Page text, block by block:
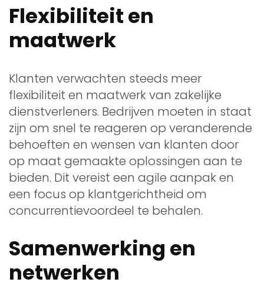
Flexibiliteit en
maatwerk
Klanten verwachten steeds meer
flexibiliteit en maatwerk van zakelijke
dienstverleners. Bedrijven moeten in staat
zijn om snel te reageren op veranderende
behoeften en wensen van klanten door
op maat gemaakte oplossingen aan te
bieden. Dit vereist een agile aanpak en
een focus op klantgerichtheid om
concurrentievoordeel te behalen.
Samenwerking en
netwerken